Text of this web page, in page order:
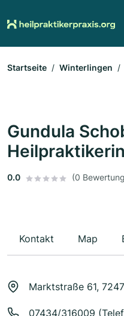
Startseite Winterlingen
Gundula
Heilpraktikerin
0.0 (0
Kontakt Map
Marktstraße 61,
07434/316009